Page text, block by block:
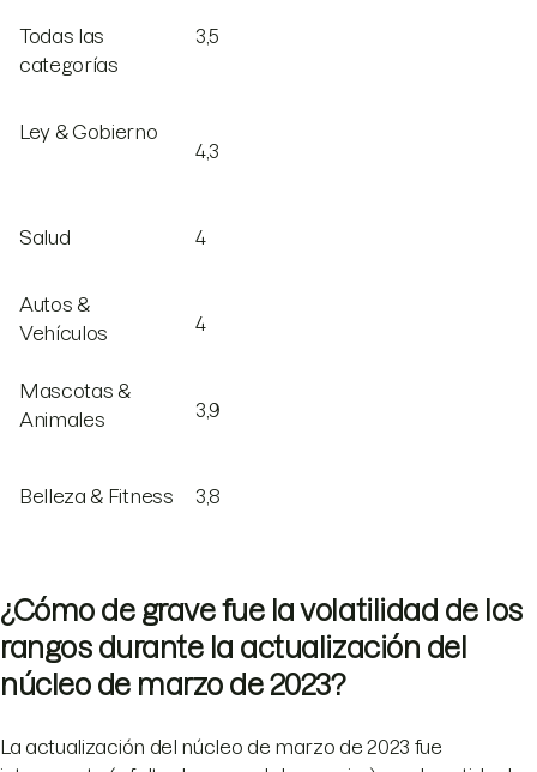
Todas las
categorías
3,5
Ley & Gobierno
4,3
Salud 4
Autos &
Vehículos
4
Mascotas &
Animales
3,9
Belleza & Fitness 3,8
¿Cómo de grave fue la volatilidad de los
rangos durante la actualización del
núcleo de marzo de 2023?
La actualización del núcleo de marzo de 2023 fue